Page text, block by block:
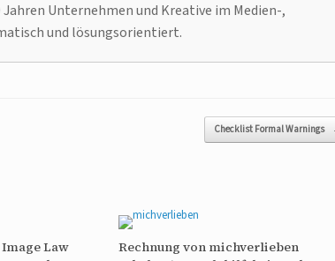
Unternehmen und Kreative im Medien-,
und lösungsorientiert.
Checklist Formal Warnings
Law
Rechnung von michverlieben